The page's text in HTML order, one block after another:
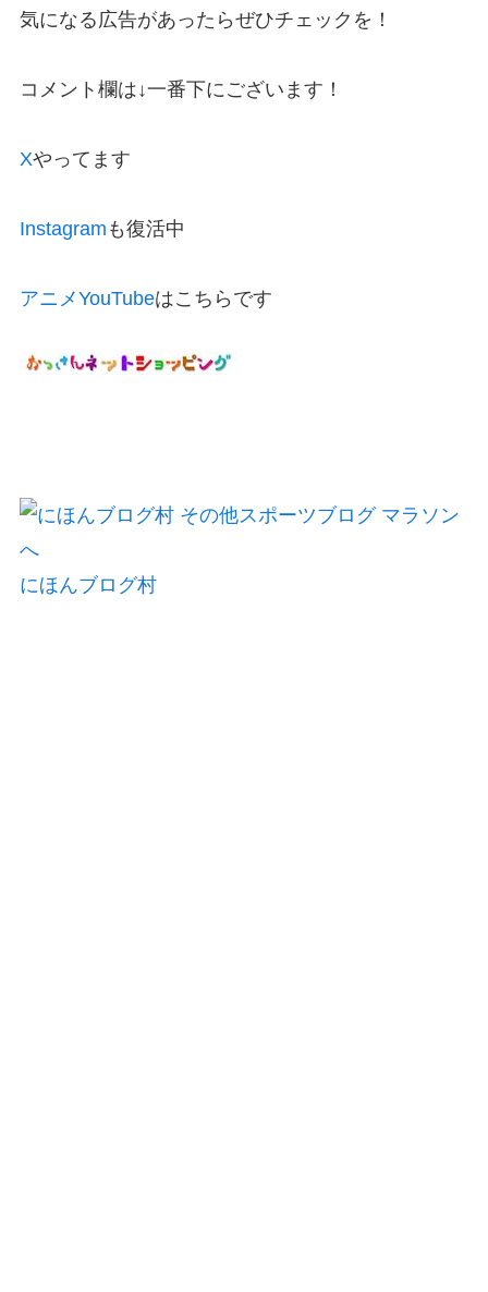
気になる広告があったらぜひチェックを！
コメント欄は↓一番下にございます！
Xやってます
Instagram も復活中
アニメYouTubeはこちらです
にほんブログ村